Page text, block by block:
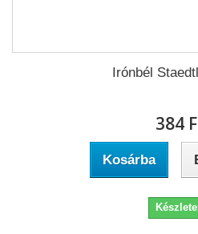
Irónbél
384
Kosárba